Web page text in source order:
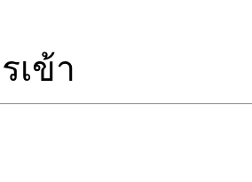
เข้า